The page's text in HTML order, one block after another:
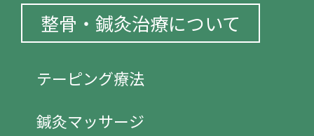
整骨・鍼灸治療について
テーピング療法
鍼灸マッサージ